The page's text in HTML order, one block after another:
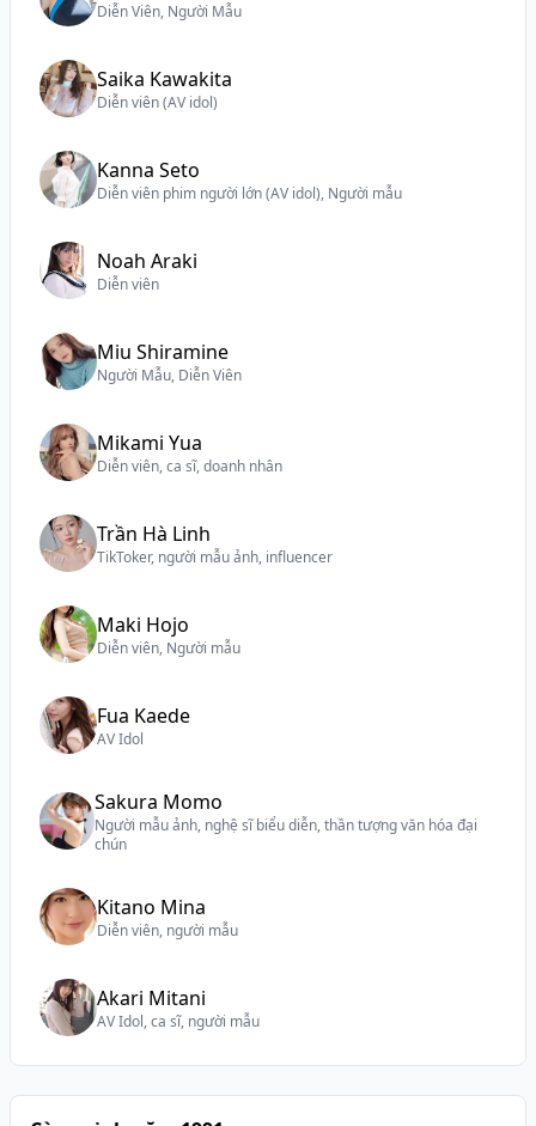
Diễn Viên, Người Mẫu
Saika Kawakita
Diễn viên (AV idol)
Kanna Seto
Diễn viên phim người lớn (AV idol), Người mẫu
Noah Araki
Diễn viên
Miu Shiramine
Người Mẫu, Diễn Viên
Mikami Yua
Diễn viên, ca sĩ, doanh nhân
Trần Hà Linh
TikToker, người mẫu ảnh, influencer
Maki Hojo
Diễn viên, Người mẫu
Fua Kaede
AV Idol
Sakura Momo
Người mẫu ảnh, nghệ sĩ biểu diễn, thần tượng văn hóa đại
chún
Kitano Mina
Diễn viên, người mẫu
Akari Mitani
AV Idol, ca sĩ, người mẫu